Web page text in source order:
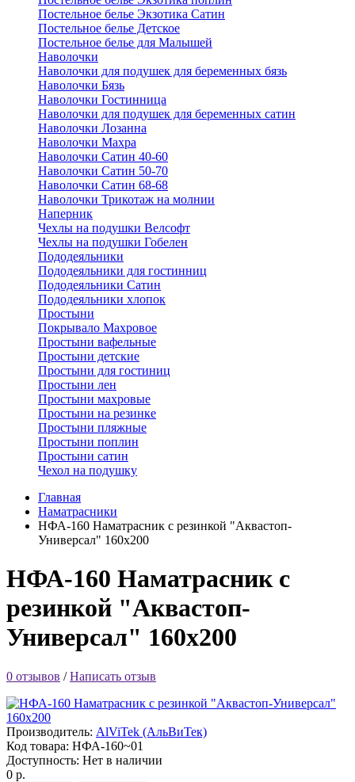
Постельное белье Экзотика Сатин
Постельное белье Детское
Постельное белье для Малышей
Наволочки
Наволочки для подушек для беременных бязь
Наволочки Бязь
Наволочки Гостинница
Наволочки для подушек для беременных сатин
Наволочки Лозанна
Наволочки Махра
Наволочки Сатин 40-60
Наволочки Сатин 50-70
Наволочки Сатин 68-68
Наволочки Трикотаж на молнии
Наперник
Чехлы на подушки Велсофт
Чехлы на подушки Гобелен
Пододеяльники
Пододеяльники для гостинниц
Пододеяльники Сатин
Пододеяльники хлопок
Простыни
Покрывало Махровое
Простыни вафельные
Простыни детские
Простыни для гостиниц
Простыни лен
Простыни махровые
Простыни на резинке
Простыни пляжные
Простыни поплин
Простыни сатин
Чехол на подушку
Главная
Наматрасники
НФА-160 Наматрасник с резинкой "Аквастоп-
Универсал" 160х200
НФА-160 Наматрасник с
резинкой "Аквастоп-
Универсал" 160х200
0 отзывов /Написать отзыв
Производитель: AlViTek (АльВиТек)
Код товара: НФА-160~01
Доступность: Нет в наличии
0 р.